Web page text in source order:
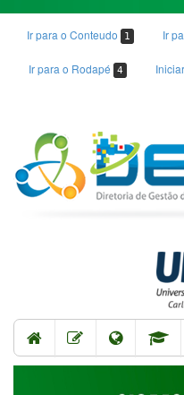
Ir para o Conteudo 1 Ir
Ir para o Rodapé 4